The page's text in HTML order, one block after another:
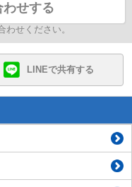
わせする
せください。
LINEで共有する